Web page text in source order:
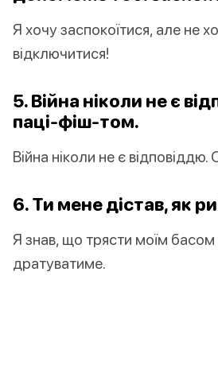
Я хочу заспокоїтися, але не
відключитися!
5. Війна ніколи не є
паці-фіш-том.
Війна ніколи не є
6. Ти мене дістав, як
Я знав, що трясти моїм
дратуватиме.